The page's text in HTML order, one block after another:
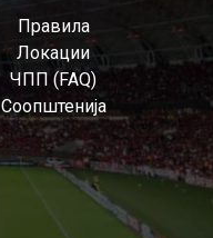
Правила
Локации
ЧПП (FAQ)
Соопштенија